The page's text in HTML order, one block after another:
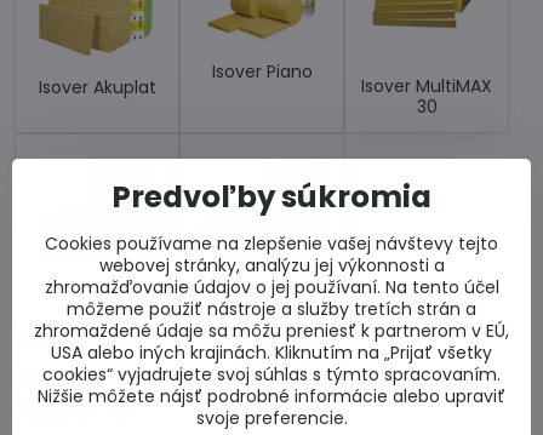
Isover Akuplat
Isover Piano
Isover MultiMAX
30
Isover UNI
Isover Woodsil
Najpredávanejšia izolácia
ISOVER:
Predvoľby súkromia
Cookies používame na zlepšenie vašej návštevy tejto
webovej stránky, analýzu jej výkonnosti a
zhromažďovanie údajov o jej používaní. Na tento účel
môžeme použiť nástroje a služby tretích strán a
zhromaždené údaje sa môžu preniesť k partnerom v EÚ,
USA alebo iných krajinách. Kliknutím na „Prijať všetky
cookies“ vyjadrujete svoj súhlas s týmto spracovaním.
Nižšie môžete nájsť podrobné informácie alebo upraviť
svoje preferencie.